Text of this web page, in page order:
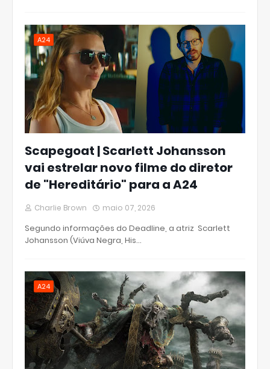
A24
Scapegoat | Scarlett Johansson
vai estrelar novo filme do diretor
de "Hereditário" para a A24
Charlie Brown maio 07, 2026
Segundo informações do Deadline, a atriz Scarlett
Johansson (Viúva Negra, His…
A24